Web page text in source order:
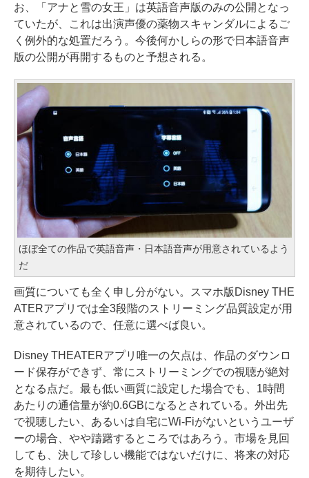
お、「アナと雪の女王」は英語音声版のみの公開となっ
ていたが、これは出演声優の薬物スキャンダルによるご
く例外的な処置だろう。今後何かしらの形で日本語音声
版の公開が再開するものと予想される。
ほぼ全ての作品で英語音声・日本語音声が用意されているよう
だ
画質についても全く申し分がない。スマホ版Disney THE
ATERアプリでは全3段階のストリーミング品質設定が用
意されているので、任意に選べば良い。
Disney THEATERアプリ唯一の欠点は、作品のダウンロ
ード保存ができず、常にストリーミングでの視聴が絶対
となる点だ。最も低い画質に設定した場合でも、1時間
あたりの通信量が約0.6GBになるとされている。外出先
で視聴したい、あるいは自宅にWi-Fiがないというユーザ
ーの場合、やや躊躇するところではあろう。市場を見回
しても、決して珍しい機能ではないだけに、将来の対応
を期待したい。